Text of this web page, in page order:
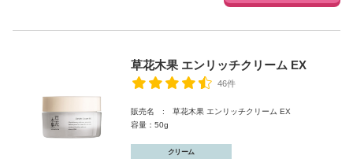
草花木果 エンリッチクリーム EX
46件
販売名 : 草花木果 エンリッチクリーム EX
容量：50g
クリーム